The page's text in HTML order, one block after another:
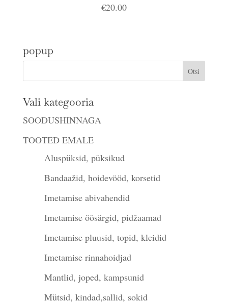
€20.00
popup
Vali kategooria
SOODUSHINNAGA
TOOTED EMALE
Aluspüksid, püksikud
Bandaažid, hoidevööd, korsetid
Imetamise abivahendid
Imetamise öösärgid, pidžaamad
Imetamise pluusid, topid, kleidid
Imetamise rinnahoidjad
Mantlid, joped, kampsunid
Mütsid, kindad,sallid, sokid